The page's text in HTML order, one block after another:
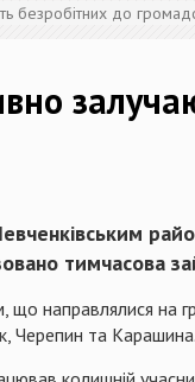
безробітних до
тимчасова
що направлялися на
Черепин та Карашина